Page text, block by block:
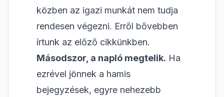
közben az igazi munkát nem tudja
rendesen végezni. Erről bővebben
írtunk az előző cikkünkben.
Másodszor, a napló megtelik. Ha
ezrével jönnek a hamis
bejegyzések, egyre nehezebb